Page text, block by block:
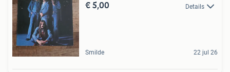
€ 5,00 Details
Smilde 22 jul 26